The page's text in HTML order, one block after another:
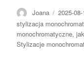
Autor
Joana 2025-
stylizacja
monochromatyczne,
Stylizacje